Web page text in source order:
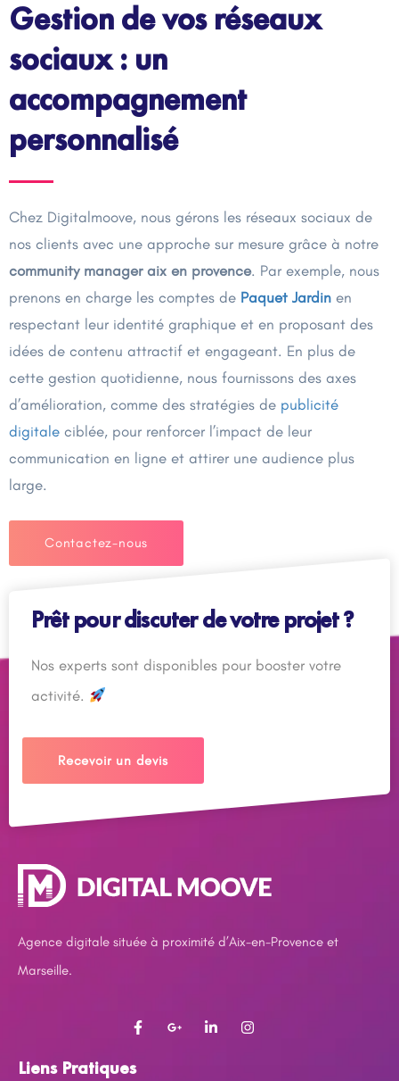
Gestion de vos réseaux
sociaux : un
accompagnement
personnalisé
Chez Digitalmoove, nous gérons les réseaux sociaux de
nos clients avec une approche sur mesure grâce à notre
community manager aix en provence. Par exemple, nous
prenons en charge les comptes de Paquet Jardin en
respectant leur identité graphique et en proposant des
idées de contenu attractif et engageant. En plus de
cette gestion quotidienne, nous fournissons des axes
d’amélioration, comme des stratégies de publicité
digitale ciblée, pour renforcer l’impact de leur
communication en ligne et attirer une audience plus
large.
Contactez-nous
Prêt pour discuter de votre projet ?
Nos experts sont disponibles pour booster votre
activité.
Recevoir un devis
Agence digitale située à proximité d’Aix-en-Provence et
Marseille.
Liens Pratiques